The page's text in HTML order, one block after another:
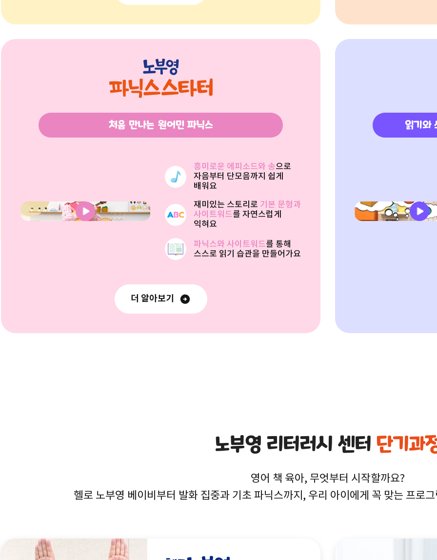
처음 만나는 원어민 파닉스
흥미로운 에피소드와 송으로
자음부터 단모음까지 쉽게
배워요
재미있는 스토리로 기본 문형과
사이트워드를 자연스럽게
익혀요
파닉스와 사이트워드를 통해
스스로 읽기 습관을 만들어가요
더 알아보기
읽기와
노부영 리터러시 센터 단기과
영어 책 육아, 무엇부터 시작할까요?
헬로 노부영 베이비부터 발화 집중과 기초 파닉스까지, 우리 아이에게 꼭 맞는 프로